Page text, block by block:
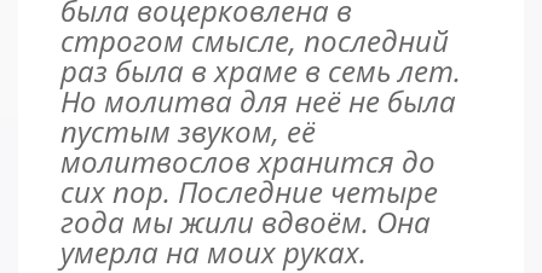
была воцерковлена в
строгом смысле, последний
раз была в храме в семь лет.
Но молитва для неё не была
пустым звуком, её
молитвослов хранится до
сих пор. Последние четыре
года мы жили вдвоём. Она
умерла на моих руках.